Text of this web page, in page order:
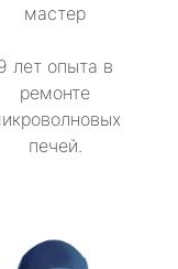
мастер
лет опыта в
ремонте
печей.